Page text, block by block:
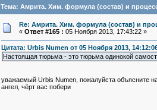
Тема: Амрита. Хим. формула (состав) и
Re: Амрита. Хим. формула (состав) и
« Ответ #165 : 05 Ноября 2013, 17:43:22 »
Цитата: Urbis Numen от 05 Ноября 2013,
Настоящая тюрьма - это тюрьма одинокой
уважаемый Urbis Numen, пожалуйста объясните
ангел, чёрт вас побери